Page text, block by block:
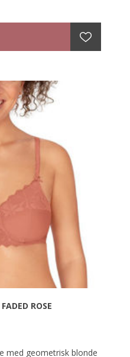
proteselommer til
med smuk guld tråd
Polyester, 18% Lycra
ROSE
med geometrisk blonde